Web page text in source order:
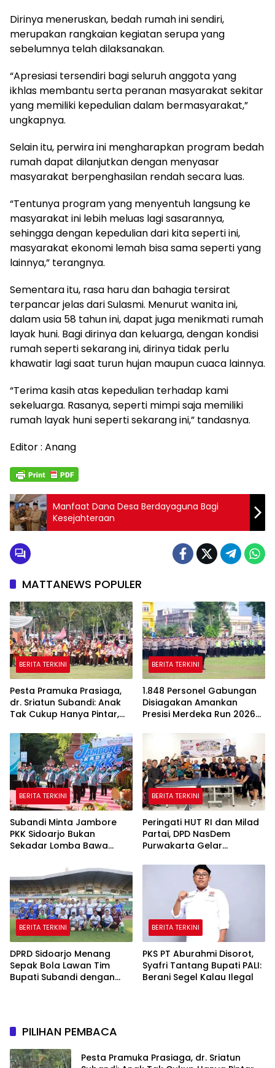
Dirinya meneruskan, bedah rumah ini sendiri,
merupakan rangkaian kegiatan serupa yang
sebelumnya telah dilaksanakan.
“Apresiasi tersendiri bagi seluruh anggota yang
ikhlas membantu serta peranan masyarakat sekitar
yang memiliki kepedulian dalam bermasyarakat,”
ungkapnya.
Selain itu, perwira ini mengharapkan program bedah
rumah dapat dilanjutkan dengan menyasar
masyarakat berpenghasilan rendah secara luas.
“Tentunya program yang menyentuh langsung ke
masyarakat ini lebih meluas lagi sasarannya,
sehingga dengan kepedulian dari kita seperti ini,
masyarakat ekonomi lemah bisa sama seperti yang
lainnya,” terangnya.
Sementara itu, rasa haru dan bahagia tersirat
terpancar jelas dari Sulasmi. Menurut wanita ini,
dalam usia 58 tahun ini, dapat juga menikmati rumah
layak huni. Bagi dirinya dan keluarga, dengan kondisi
rumah seperti sekarang ini, dirinya tidak perlu
khawatir lagi saat turun hujan maupun cuaca lainnya.
“Terima kasih atas kepedulian terhadap kami
sekeluarga. Rasanya, seperti mimpi saja memiliki
rumah layak huni seperti sekarang ini,” tandasnya.
Editor : Anang
Manfaat Dana Desa Berdayaguna Bagi
Kesejahteraan
MATTANEWS POPULER
BERITA TERKINI
Pesta Pramuka Prasiaga,
dr. Sriatun Subandi: Anak
Tak Cukup Hanya Pintar,
Dibentuk Sejak Dini
BERITA TERKINI
1.848 Personel Gabungan
Disiagakan Amankan
Presisi Merdeka Run 2026
BERITA TERKINI
Subandi Minta Jambore
PKK Sidoarjo Bukan
Sekadar Lomba Bawa
untuk Warga
BERITA TERKINI
Peringati HUT RI dan Milad
Partai, DPD NasDem
Purwakarta Gelar
hingga Baksos Gratis
BERITA TERKINI
DPRD Sidoarjo Menang
Sepak Bola Lawan Tim
Bupati Subandi dengan
BERITA TERKINI
PKS PT Aburahmi Disorot,
Syafri Tantang Bupati PALI:
Berani Segel Kalau Ilegal
PILIHAN PEMBACA
Pesta Pramuka Prasiaga, dr. Sriatun